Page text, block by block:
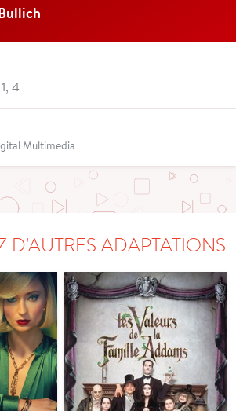
4
Multimedia
D'AUTRES ADAPTATIONS